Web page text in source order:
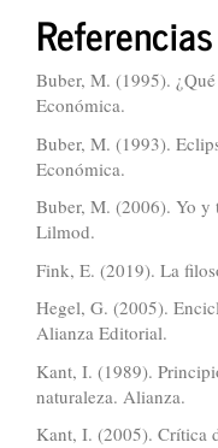
Referencias
Buber, M. (1995).
Económica.
Buber, M. (1993).
Económica.
Buber, M. (2006). Yo y
Lilmod.
Fink, E. (2019). La
Hegel, G. (2005).
Alianza Editorial.
Kant, I. (1989).
naturaleza. Alianza.
Kant, I. (2005). Crítica